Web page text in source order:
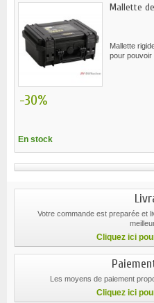
Mallette
Mallette
pour pouvoir
-30%
En stock
Votre commande est preparée et
Cliquez ici
Les moyens de paiement
Cliquez ici